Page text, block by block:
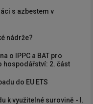
s azbestem v
nádrže?
o IPPC a BAT pro
hospodářství: 2. část
do EU ETS
k využitelné surovině - I.